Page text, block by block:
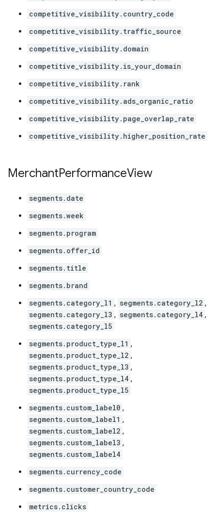
competitive_visibility.country_code
competitive_visibility.traffic_source
competitive_visibility.domain
competitive_visibility.is_your_domain
competitive_visibility.rank
competitive_visibility.ads_organic_ratio
competitive_visibility.page_overlap_rate
competitive_visibility.higher_position_rate
MerchantPerformanceView
segments.date
segments.week
segments.program
segments.offer_id
segments.title
segments.brand
segments.category_l1 , segments.category_l2 ,
segments.category_l3 , segments.category_l4 ,
segments.category_l5
segments.product_type_l1 ,
segments.product_type_l2 ,
segments.product_type_l3 ,
segments.product_type_l4 ,
segments.product_type_l5
segments.custom_label0 ,
segments.custom_label1 ,
segments.custom_label2 ,
segments.custom_label3 ,
segments.custom_label4
segments.currency_code
segments.customer_country_code
metrics.clicks